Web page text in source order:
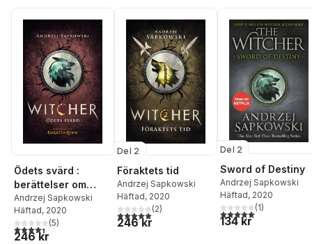
Ödets svärd :
berättelser om
Geralt av Rivia
Andrzej Sapkowski
Häftad, 2020
4,4utav 5 stjärnor. Totalt antal röster:
(5)
246 kr
Del 2
Föraktets tid
Andrzej Sapkowski
Häftad, 2020
5,0utav 5 stjärnor. Totalt antal röster:
(2)
246 kr
Del 2
Sword of Destiny
Andrzej Sapkowski
Häftad, 2020
5,0utav 5 stjärnor.
(1)
134 kr